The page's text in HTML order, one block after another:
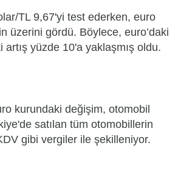
TL 9,67'yi test ederken, euro
üzerini gördü. Böylece, euro’daki
yüzde 10'a yaklaşmış oldu.
kurundaki değişim, otomobil
satılan tüm otomobillerin
gibi vergiler ile şekilleniyor.